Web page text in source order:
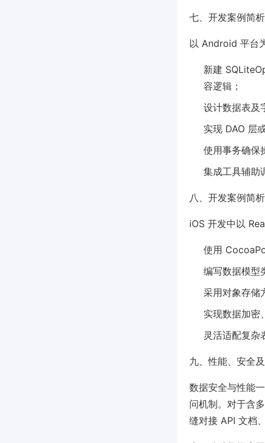
七、开发案例简
以 Android 平台
新建
容逻辑；
设计数据表及
实现 DAO 层
使用事务确保
集成工具辅
八、开发案例简
iOS 开发中以
使用
编写数据模型
采用对象存储
实现数据加密
灵活适配复杂
九、性能、安全
数据安全与性能
问机制。对于含
缝对接 API 文档